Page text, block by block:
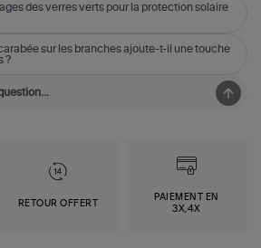
des verres verts pour la protection solaire
sur les branches ajoute-t-il une touche
?
RETOUR OFFERT
PAIEMENT EN
3X,4X